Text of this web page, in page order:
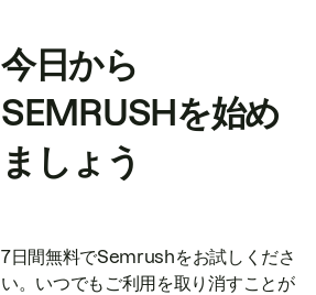
今日から
SEMRUSHを始め
ましょう
7日間無料でSemrushをお試しくださ
い。いつでもご利用を取り消すことが